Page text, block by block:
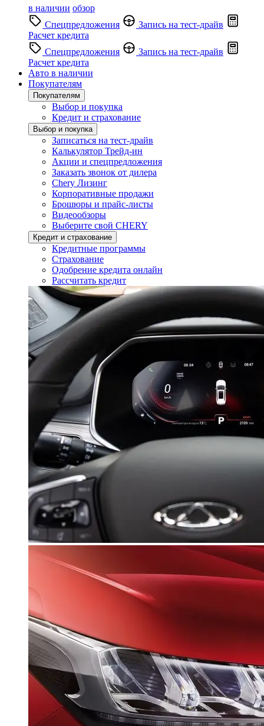
в наличии обзор
Спецпредложения
Запись на тест-драйв
Расчет кредита
Спецпредложения
Запись на тест-драйв
Расчет кредита
Авто в наличии
Покупателям
Покупателям
Выбор и покупка
Кредит и страхование
Выбор и покупка
Записаться на тест-драйв
Калькулятор Трейд-ин
Акции и спецпредложения
Заказать звонок от дилера
Chery Лизинг
Корпоративные продажи
Брошюры и прайс-листы
Видеообзоры
Выберите свой CHERY
Кредит и страхование
Кредитные программы
Страхование
Одобрение кредита онлайн
Рассчитать кредит